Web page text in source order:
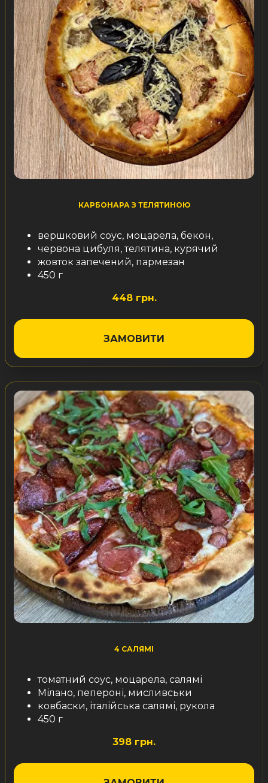
КАРБОНАРА З ТЕЛЯТИНОЮ
вершковий соус, моцарела, бекон,
червона цибуля, телятина, курячий
жовток запечений, пармезан
450 г
448 грн.
ЗАМОВИТИ
4 САЛЯМІ
томатний соус, моцарела, салямі
Мілано, пепероні, мисливськи
ковбаски, італійська салямі, рукола
450 г
398 грн.